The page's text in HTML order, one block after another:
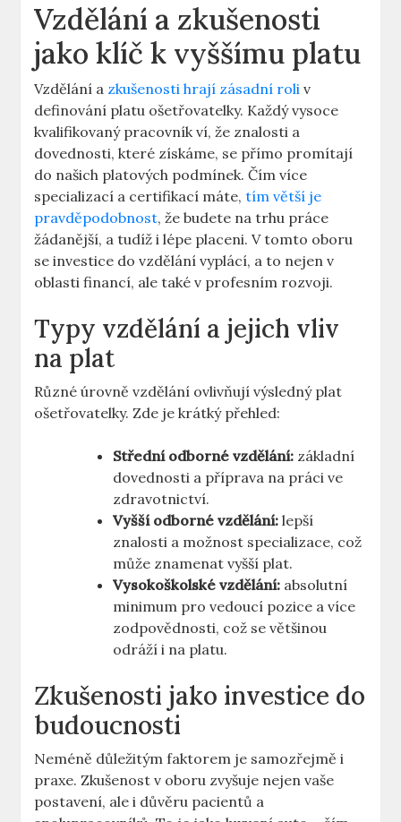
Vzdělání a zkušenosti
jako klíč k vyššímu platu
Vzdělání a zkušenosti hrají zásadní roli v
definování platu ošetřovatelky. Každý ⁣vysoce
⁣kvalifikovaný pracovník ví, ‌že znalosti a
dovednosti, které získáme, se přímo promítají
do ⁤našich⁤ platových⁤ podmínek. Čím více⁢
specializací ​a certifikací máte,tím větší je
pravděpodobnost, že budete na trhu práce
žádanější, a tudíž i lépe placeni. V tomto ⁣oboru
se investice do vzdělání vyplácí, a to nejen v
oblasti financí, ale‌ také‌ v profesním rozvoji.
Typy vzdělání a jejich vliv
na plat
Různé úrovně vzdělání ‍ovlivňují výsledný plat​
ošetřovatelky. Zde je krátký přehled:
Střední ⁢odborné vzdělání: základní
dovednosti a příprava na práci ve
zdravotnictví.
Vyšší odborné vzdělání: lepší
znalosti a možnost ‍specializace, což
může znamenat​ vyšší plat.
Vysokoškolské vzdělání: ​absolutní⁤
minimum pro vedoucí pozice a více
zodpovědnosti, což se většinou
odráží i na platu.
Zkušenosti‌ jako investice do
budoucnosti
Neméně⁤ důležitým faktorem je samozřejmě i
praxe. Zkušenost v oboru zvyšuje nejen vaše
postavení, ale i důvěru pacientů ​a